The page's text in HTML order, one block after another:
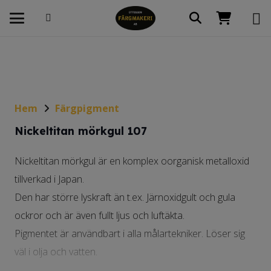
Hem
Färgpigment
Nickeltitan mörkgul 107
Nickeltitan mörkgul är en komplex oorganisk metalloxid
tillverkad i Japan.
Den har större lyskraft än t.ex. Järnoxidgult och gula
ockror och är även fullt ljus och luftäkta.
Pigmentet är användbart i alla målartekniker. Löser sig
väl i olja och vatten.